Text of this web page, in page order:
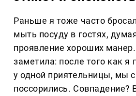
Раньше я тоже часто
мыть посуду в гостях,
проявление хороших
заметила: после того как я
у одной приятельницы, мы
поссорились. Совпадение?